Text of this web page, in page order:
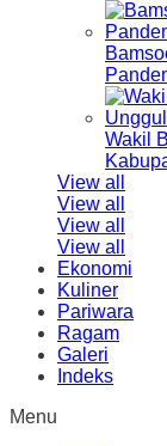
Wakil
View all
View all
View all
View all
Ekonomi
Kuliner
Pariwara
Ragam
Galeri
Indeks
Menu